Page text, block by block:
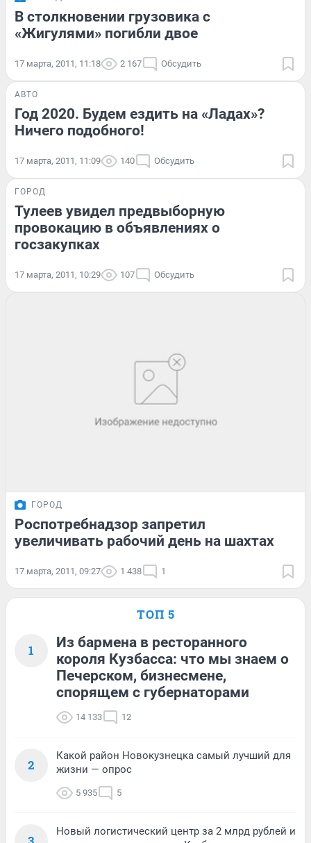
В столкновении грузовика с
«Жигулями» погибли двое
17 марта, 2011, 11:18 2 167 Обсудить
АВТО
Год 2020. Будем ездить на «Ладах»?
Ничего подобного!
17 марта, 2011, 11:09 140 Обсудить
ГОРОД
Тулеев увидел предвыборную
провокацию в объявлениях о
госзакупках
17 марта, 2011, 10:29 107 Обсудить
ГОРОД
Роспотребнадзор запретил
увеличивать рабочий день на шахтах
17 марта, 2011, 09:27 1 438 1
ТОП 5
1
Из бармена в ресторанного
короля Кузбасса: что мы знаем о
Печерском, бизнесмене,
спорящем с губернаторами
14 133 12
2
Какой район Новокузнецка самый лучший для
жизни — опрос
5 935 5
Новый логистический центр за 2 млрд рублей и